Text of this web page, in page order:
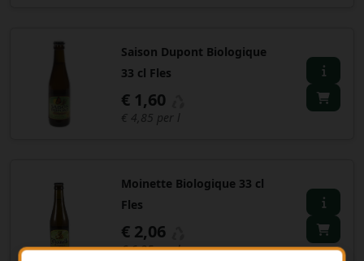
Saison Dupont Biologique
33 cl Fles
€ 1,60
€ 4,85 per l
Moinette Biologique 33 cl
Fles
€ 2,06
€ 6,25 per l